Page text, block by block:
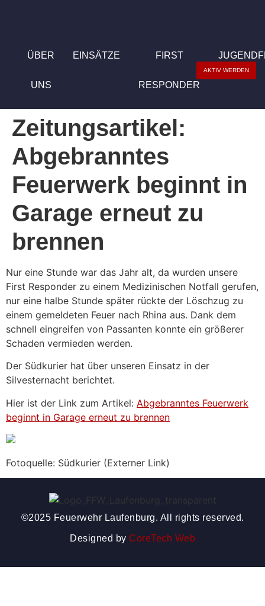
ÜBER
UNS
EINSÄTZE FIRST
RESPONDER
AKTIV WERDEN
Zeitungsartikel:
Abgebranntes
Feuerwerk beginnt in
Garage erneut zu
brennen
Nur eine Stunde war das Jahr alt, da wurden unsere
First Responder zu einem Medizinischen Notfall gerufen,
nur eine halbe Stunde später rückte der Löschzug zu
einem gemeldeten Feuer nach Rhina aus. Dank dem
schnell eingreifen von Passanten konnte ein größerer
Schaden vermieden werden.
Der Südkurier hat über unseren Einsatz in der
Silvesternacht berichtet.
Hier ist der Link zum Artikel: Abgebranntes Feuerwerk
beginnt in Garage erneut zu brennen
Fotoquelle: Südkurier (Externer Link)
©2025 Feuerwehr Laufenburg. All rights reserved.
Designed by CoreTech Web